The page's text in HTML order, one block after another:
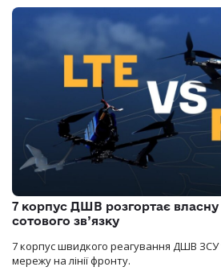
7 корпус ДШВ розгортає
сотового зв’язку
7 корпус швидкого реагування ДШВ ЗСУ
мережу на лінії фронту.